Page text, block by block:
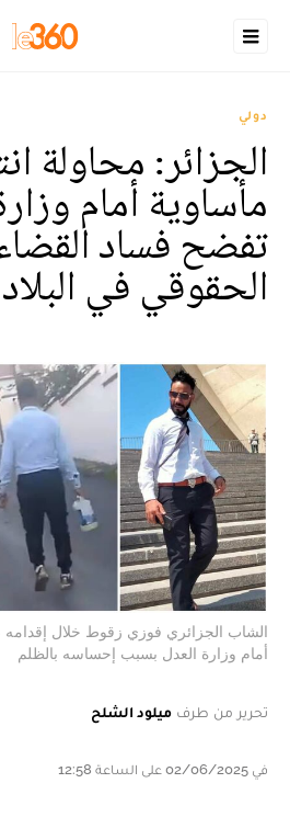
دولي
الجزائر: محاولة
مأساوية أمام
تفضح فساد
الحقوقي في البلاد
الشاب الجزائري فوزي زقوط خلال
أمام وزارة العدل بسبب إحساسه بالظلم
تحرير من طرف ميلود الشلح
في 02/06/2025 على الساعة 12:58